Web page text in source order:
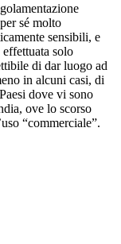
sé molto
sensibili, e
solo
di dar luogo ad
in alcuni casi, di
dove vi sono
ove lo scorso
“commerciale”.